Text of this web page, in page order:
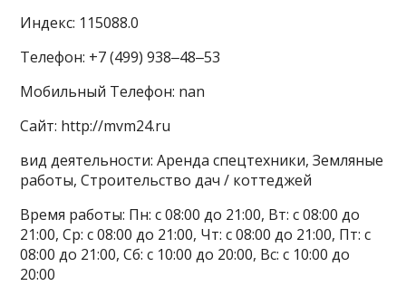
Индекс: 115088.0
Телефон: +7 (499) 938‒48‒53
Мобильный Телефон: nan
Сайт: http://mvm24.ru
вид деятельности: Аренда спецтехники, Земляные
работы, Строительство дач / коттеджей
Время работы: Пн: с 08:00 до 21:00, Вт: с 08:00 до
21:00, Ср: с 08:00 до 21:00, Чт: с 08:00 до 21:00, Пт: с
08:00 до 21:00, Сб: с 10:00 до 20:00, Вс: с 10:00 до
20:00